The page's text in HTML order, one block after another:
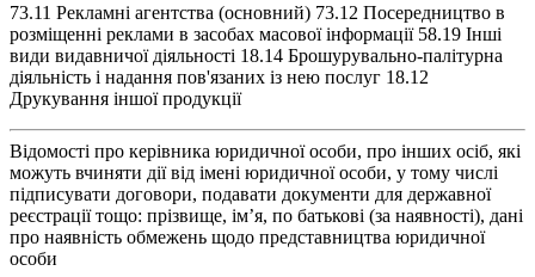
73.11 Рекламні агентства (основний) 73.12 Посередництво в
розміщенні реклами в засобах масової інформації 58.19 Інші
види видавничої діяльності 18.14 Брошурувально-палітурна
діяльність і надання пов'язаних із нею послуг 18.12
Друкування іншої продукції
Відомості про керівника юридичної особи, про інших осіб, які
можуть вчиняти дії від імені юридичної особи, у тому числі
підписувати договори, подавати документи для державної
реєстрації тощо: прізвище, ім’я, по батькові (за наявності), дані
про наявність обмежень щодо представництва юридичної
особи